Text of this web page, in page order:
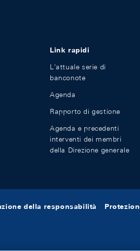
Link rapidi
L'attuale serie di
banconote
Agenda
Rapporto di gestione
Agenda e precedenti
interventi dei membri
della Direzione generale
della responsabilità